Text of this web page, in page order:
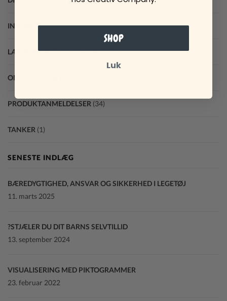
INSPIRATION(17)
LÆS ALT OM PIKTOGRAMMER(12)
OMVERDENEN
PRODUKTANMELDELSER (34)
TANKER (1)
SENESTE INDLÆG
BÆREDYGTIGHED, ANSVAR OG SIKKERHED I LEGETØJ
11. marts 2025
STJÆLER DU DIT BARNS SELVTILLID?
13. september 2024
VISUALISERING MED PIKTOGRAMMER
23. februar 2022
SHOP
Luk